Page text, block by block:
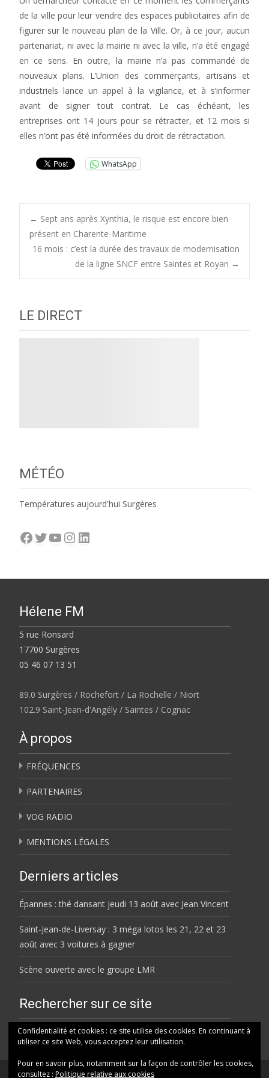
de la ville pour leur vendre des espaces publicitaires afin de
figurer sur le nouveau plan de la Ville. Or, à ce jour, aucun
partenariat, ni avec la mairie ni avec la ville, n’a été engagé
en ce sens. En outre, la mairie n’a pas commandé de
nouveaux plans. L’Union des commerçants, artisans et
industriels lance un appel à la vigilance, et à s’informer
avant de signer tout contrat. Le cas échéant, les
entreprises ont 14 jours pour se rétracter, et 12 mois si
elles n’ont pas été informées du droit de rétractation.
WhatsApp
Post
navigation
← Sept ans après Xynthia, le risque est encore bien
présent en Charente-Maritime
16 mois : c’est la durée des travaux de modernisation
de la ligne SNCF entre Saintes et Royan →
LE DIRECT
MÉTÉO
Températures aujourd'hui Surgères
Facebook
Twitter
YouTube
Instagram
LinkedIn
Hélene FM
5 rue Ronsard
17700 Surgères
05 46 07 13 51
89.0 Surgères / Rochefort / La Rochelle / Niort
102.9 Saint-Jean-d'Angély / Saintes / Cognac
À propos
FRÉQUENCES
PARTENAIRES
VOG RADIO
MENTIONS LÉGALES
Derniers articles
Épannes : thé dansant jeudi 13 août avec Jean Vincent
Saint-Jean-de-Liversay : 3 méga lotos les 21, 22 et 23
août avec 3 voitures à gagner
Scène ouverte avec le groupe LMR
Rechercher sur ce site
Rechercher
Confidentialité et cookies : ce site utilise des cookies. En continuant à
utiliser ce site Web, vous acceptez leur utilisation.
Pour en savoir plus, notamment sur la façon de contrôler les cookies,
consultez : Politique relative aux cookies